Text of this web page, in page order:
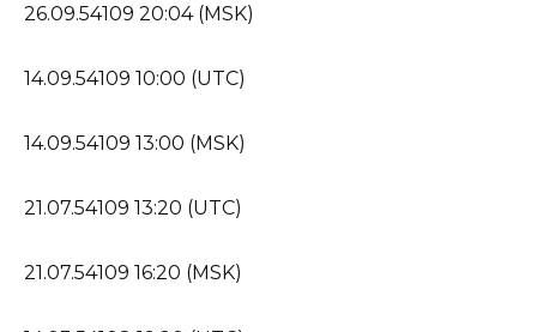
26.09.54109 20:04 (MSK)
14.09.54109 10:00 (UTC)
14.09.54109 13:00 (MSK)
21.07.54109 13:20 (UTC)
21.07.54109 16:20 (MSK)